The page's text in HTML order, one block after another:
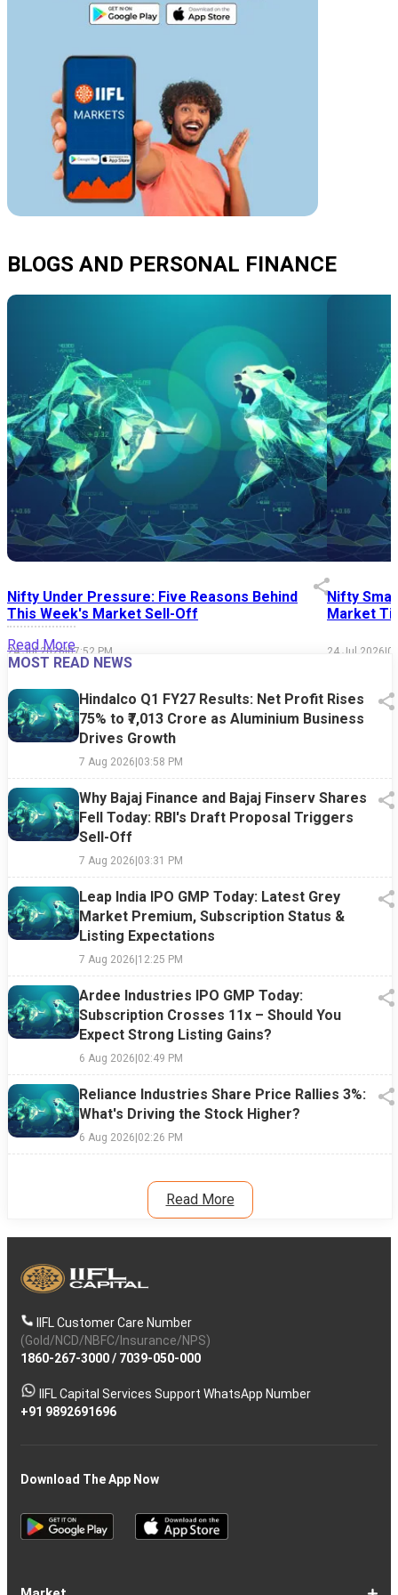
BLOGS AND PERSONAL FINANCE
Nifty Under Pressure: Five Reasons Behind
This Week's Market Sell-Off
24 Jul 2026|07:52 PM
Nifty
Market
24 Jul 2026|
Read More
MOST READ NEWS
Hindalco Q1 FY27 Results: Net Profit Rises
75% to ₹7,013 Crore as Aluminium Business
Drives Growth
7 Aug 2026|03:58 PM
Why Bajaj Finance and Bajaj Finserv Shares
Fell Today: RBI's Draft Proposal Triggers
Sell-Off
7 Aug 2026|03:31 PM
Leap India IPO GMP Today: Latest Grey
Market Premium, Subscription Status &
Listing Expectations
7 Aug 2026|12:25 PM
Ardee Industries IPO GMP Today:
Subscription Crosses 11x – Should You
Expect Strong Listing Gains?
6 Aug 2026|02:49 PM
Reliance Industries Share Price Rallies 3%:
What's Driving the Stock Higher?
6 Aug 2026|02:26 PM
Read More
IIFL Customer Care Number
(Gold/NCD/NBFC/Insurance/NPS)
1860-267-3000/ 7039-050-000
IIFL Capital Services Support WhatsApp Number
+91 9892691696
Download The App Now